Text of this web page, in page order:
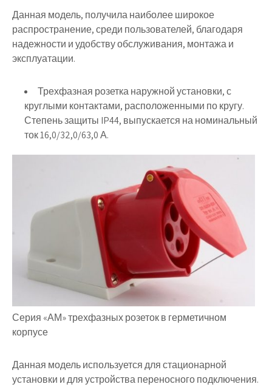
Данная модель, получила наиболее широкое
распространение, среди пользователей, благодаря
надежности и удобству обслуживания, монтажа и
эксплуатации.
Трехфазная розетка наружной установки, с
круглыми контактами, расположенными по кругу.
Степень защиты IP44, выпускается на номинальный
ток 16,0/32,0/63,0 А.
Серия «АМ» трехфазных розеток в герметичном
корпусе
Данная модель используется для стационарной
установки и для устройства переносного подключения.